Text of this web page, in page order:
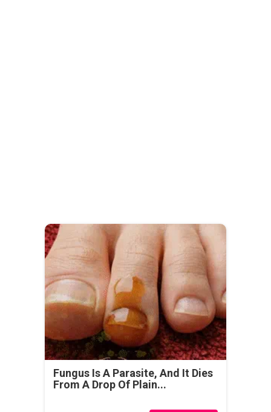
Fungus Is A Parasite, And It Dies
From A Drop Of Plain...